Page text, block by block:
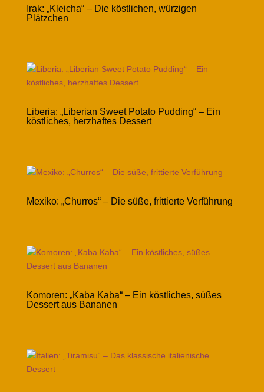
Irak: „Kleicha“ – Die köstlichen, würzigen
Plätzchen
Liberia: „Liberian Sweet Potato Pudding“ – Ein
köstliches, herzhaftes Dessert
Mexiko: „Churros“ – Die süße, frittierte Verführung
Komoren: „Kaba Kaba“ – Ein köstliches, süßes
Dessert aus Bananen